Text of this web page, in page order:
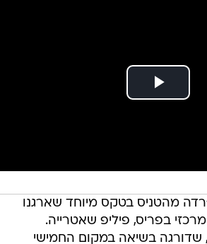
מהטניס בטקס מיוחד שארגנו
בפריס, פיליפ שאטרייה.
הצ'כית בת ה-32, שדורגה בשיאה במקום החמישי